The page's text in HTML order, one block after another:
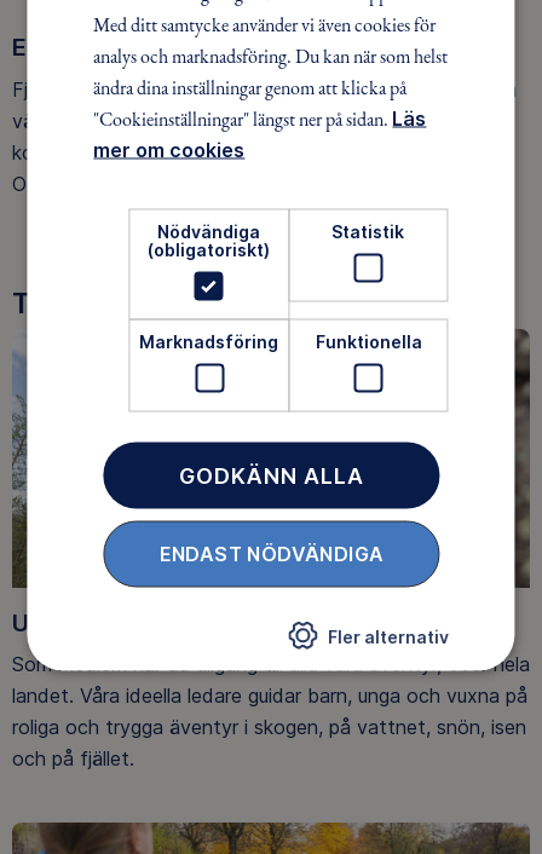
Ett hållbarare friluftsliv
Fjällräven gör tröjor av svensk ull. Andra väljer helt andra
vägar att skapa ett hållbarare friluftsliv. Hur ska vi som
konsumenter egentligen veta vilken väg som är bäst?
Och spelar det någon roll?
Tre goda skäl att bli medlem
Upptäck nya äventyr
Som medlem har du tillgång till alla våra äventyr, över hela
landet. Våra ideella ledare guidar barn, unga och vuxna på
roliga och trygga äventyr i skogen, på vattnet, snön, isen
och på fjället.
Med ditt samtycke använder vi även cookies för
analys och marknadsföring. Du kan när som helst
ändra dina inställningar genom att klicka på
"Cookieinställningar" längst ner på sidan. Läs
mer om cookies
Nödvändiga
(obligatoriskt)
Statistik
Marknadsföring Funktionella
GODKÄNN ALLA
ENDAST NÖDVÄNDIGA
Fler alternativ